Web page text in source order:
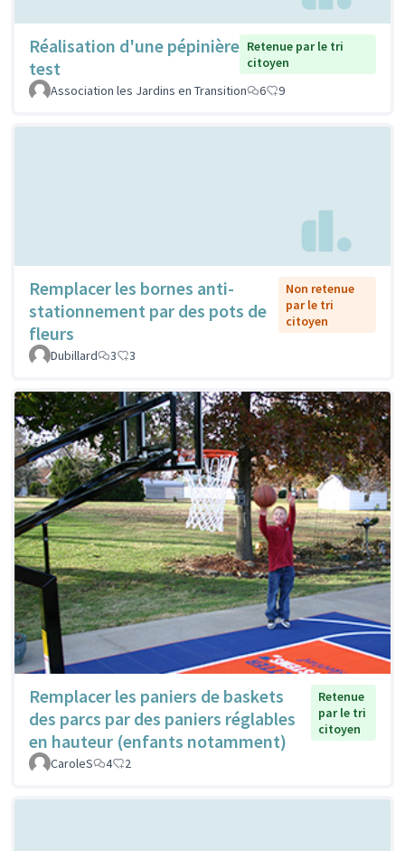
Réalisation d'une pépinière
test
Retenue par le tri
citoyen
Association les Jardins en Transition
6 9
Remplacer les bornes anti-
stationnement par des pots de
fleurs
Non retenue
par le tri
citoyen
Dubillard 3 3
Remplacer les paniers de baskets
des parcs par des paniers réglables
en hauteur (enfants notamment)
Retenue
par le tri
citoyen
CaroleS 4 2